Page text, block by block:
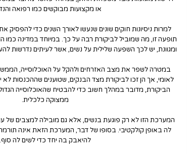
או מקצועות מבוקשים כמו רפואה
למרות ניסיונות חוקים שונים שנעשו לאורך השנים כדי להפסיק
תופעה זו, מה שמוביל לביקורת רבה על כך. במיוחד במדינה כמו
ומגוונת, יש לכך השפעה שלילית על נשים, אשר לעיתים נדרשות
במטרה לשפר את מצב האזרחים ולהקל על האוכלוסייה,
לאומי, אך הן זכו לביקורת מצד הבנקים, שטוענים שההכנסות לא
הביקורת, מדובר במהלך חשוב כדי להבטיח שהאוכלוסייה
ממצוקה כלכלית.
המערכת הזו לא רק פוגעת בנשים, אלא גם מובילה למצבים של
לה באופן קולקטיבי. בסופו של דבר, המערכת הזאת אינה תורמת
להיאבק בה יחד כדי לשים לה סוף.